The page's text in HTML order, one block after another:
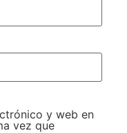
y web en
vez que